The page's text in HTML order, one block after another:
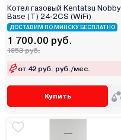
Котел газовый Kentatsu Nobby
Base (T) 24-2CS (WiFi)
ДОСТАВИМ ПО МИНСКУ БЕСПЛАТНО
1 700.00 руб.
1853 руб.
от 42 руб. руб./мес.
Купить